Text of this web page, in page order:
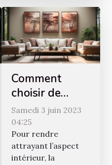
Comment
choisir de
meilleurs
cadres de
décoration
murale ?
Samedi 3 juin 2023
04:25
Pour rendre
attrayant l’aspect
intérieur, la